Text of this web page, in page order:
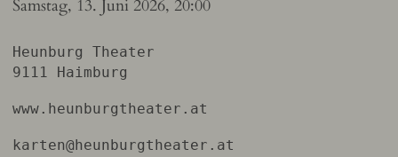
Samstag, 13. Juni 2026, 20:00
Heunburg Theater
9111 Haimburg
www.heunburgtheater.at
karten@heunburgtheater.at